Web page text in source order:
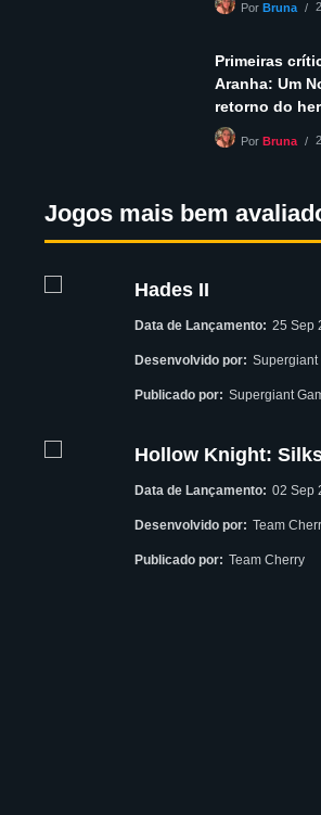
PorBruna
Primeiras
Aranha: Um
retorno do
PorBruna
Jogos mais bem
Hades II
Data de Lançamento: 25 Sep
Desenvolvido por: Supergiant
Publicado por: Supergiant
Hollow Knight:
Data de Lançamento: 02 Sep
Desenvolvido por: Team
Publicado por: Team Cherry